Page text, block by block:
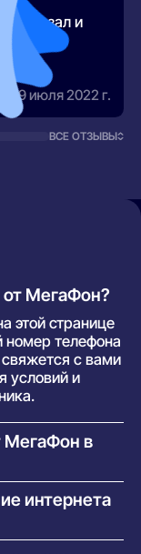
и
29 июля 2022 г.
ВСЕ ОТЗЫВЫ
от МегаФон?
этой странице
номер телефона
с вами
условий и
МегаФон в
В
можно
домашней
интернета